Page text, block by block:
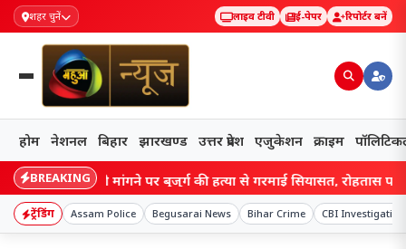
शहर चुनें लाइव टीवी ई-पेपर रिपोर्टर बनें
होम नेशनल बिहार झारखण्ड उत्तर प्रदेश एजुकेशन क्राइम
BREAKING
Bihar: मजदूरी मांगने पर बुजुर्ग की हत्या से गरमाई सियासत, रोहतास
ट्रेंडिंग Assam Police Begusarai News Bihar Crime CBI Investigation